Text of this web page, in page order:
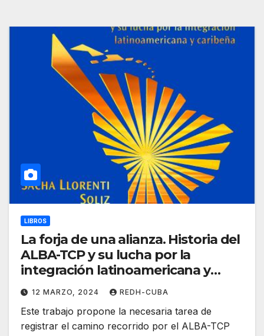
LIBROS
La forja de una alianza. Historia del
ALBA-TCP y su lucha por la
integración latinoamericana y
caribeña. (Libro)
12 MARZO, 2024 REDH-CUBA
Este trabajo propone la necesaria tarea de
registrar el camino recorrido por el ALBA-TCP